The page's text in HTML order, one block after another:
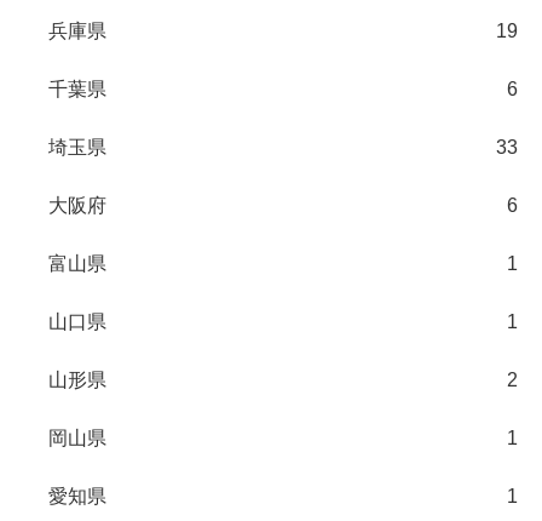
兵庫県 19
千葉県 6
埼玉県 33
大阪府 6
富山県 1
山口県 1
山形県 2
岡山県 1
愛知県 1